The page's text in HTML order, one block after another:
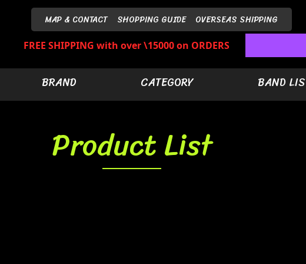
MAP & CONTACT SHOPPING GUIDE OVERSEAS SHIPPING
FREE SHIPPING with over \15000 on ORDERS
BRAND CATEGORY BAND
Product List